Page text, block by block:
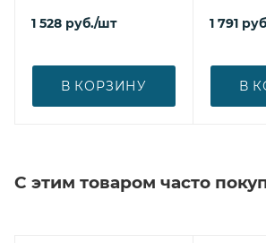
1 528 руб./шт
В КОРЗИНУ
1 791
В
С этим товаром часто